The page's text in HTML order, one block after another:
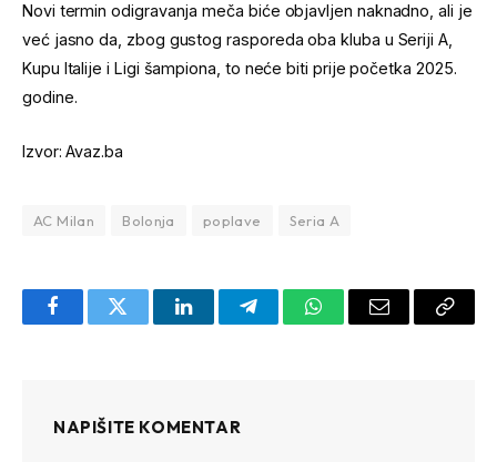
Novi termin odigravanja meča biće objavljen naknadno, ali je
već jasno da, zbog gustog rasporeda oba kluba u Seriji A,
Kupu Italije i Ligi šampiona, to neće biti prije početka 2025.
godine.
Izvor: Avaz.ba
AC Milan Bolonja poplave Seria A
FacebookTwitter LinkedInTelegramWhatsAppEmail
Copy
NAPIŠITE KOMENTAR